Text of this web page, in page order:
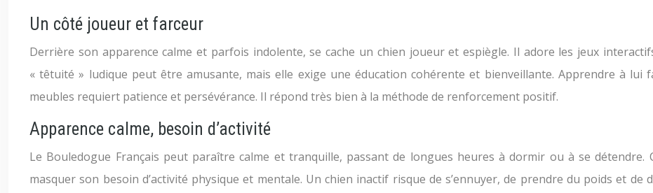
Un côté joueur et farceur
Derrière son apparence calme et parfois indolente, se cache un chien joueur et espiègle. Il adore les jeux
« têtuité » ludique peut être amusante, mais elle exige une éducation cohérente et bienveillante. Apprendre à
meubles requiert patience et persévérance. Il répond très bien à la méthode de renforcement positif.
Apparence calme, besoin d’activité
Le Bouledogue Français peut paraître calme et tranquille, passant de longues heures à dormir ou à se détendre.
masquer son besoin d’activité physique et mentale. Un chien inactif risque de s’ennuyer, de prendre du poids et